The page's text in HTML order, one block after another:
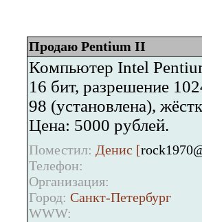
Продаю Pentium II
Компьютер Intel
16 бит, разрешение
98 (установлена),
Цена: 5000 рублей.
Поместил: Денис [
Телефон:
Организация:
Город: Санкт-Петербург
WWW: